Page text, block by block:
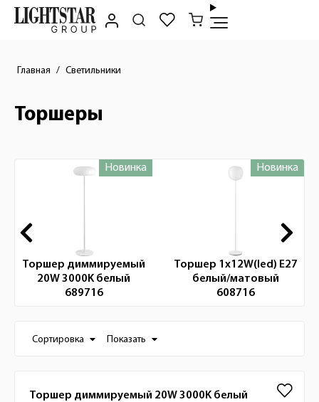
Главная Светильники
Торшеры
Новинки Новинка
Торшер диммируемый
20W 3000K белый
689716
Новинка
Торшер 1x12W(led) E27
белый/матовый
608716
Настройки отображения списка
Сортировка Показать
Торшер диммируемый 20W 3000K белый